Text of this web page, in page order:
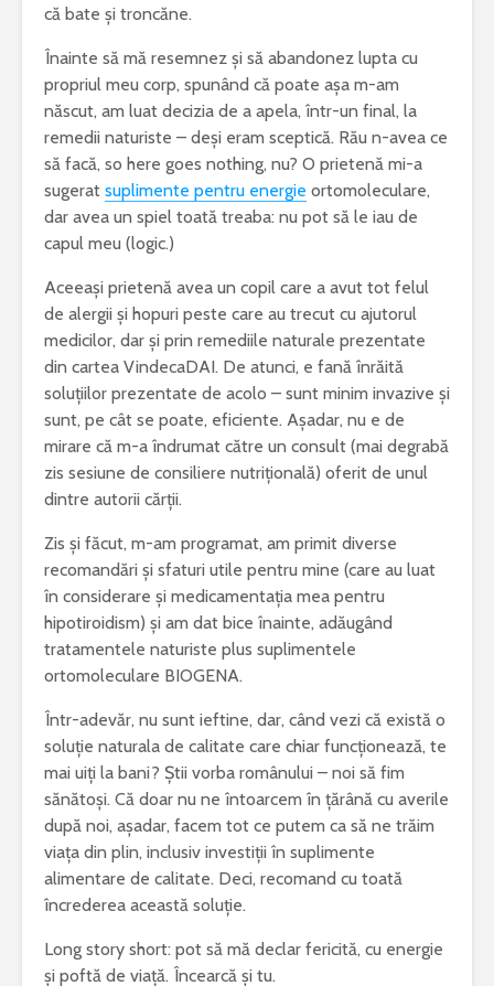
că bate și troncăne.
Înainte să mă resemnez și să abandonez lupta cu
propriul meu corp, spunând că poate așa m-am
născut, am luat decizia de a apela, într-un final, la
remedii naturiste – deși eram sceptică. Rău n-avea ce
să facă, so here goes nothing, nu? O prietenă mi-a
sugerat suplimente pentru energie ortomoleculare,
dar avea un spiel toată treaba: nu pot să le iau de
capul meu (logic.)
Aceeași prietenă avea un copil care a avut tot felul
de alergii și hopuri peste care au trecut cu ajutorul
medicilor, dar și prin remediile naturale prezentate
din cartea VindecaDAI. De atunci, e fană înrăită
soluțiilor prezentate de acolo – sunt minim invazive și
sunt, pe cât se poate, eficiente. Așadar, nu e de
mirare că m-a îndrumat către un consult (mai degrabă
zis sesiune de consiliere nutrițională) oferit de unul
dintre autorii cărții.
Zis și făcut, m-am programat, am primit diverse
recomandări și sfaturi utile pentru mine (care au luat
în considerare și medicamentația mea pentru
hipotiroidism) și am dat bice înainte, adăugând
tratamentele naturiste plus suplimentele
ortomoleculare BIOGENA.
Într-adevăr, nu sunt ieftine, dar, când vezi că există o
soluție naturala de calitate care chiar funcționează, te
mai uiți la bani? Știi vorba românului – noi să fim
sănătoși. Că doar nu ne întoarcem în țărână cu averile
după noi, așadar, facem tot ce putem ca să ne trăim
viața din plin, inclusiv investiții în suplimente
alimentare de calitate. Deci, recomand cu toată
încrederea această soluție.
Long story short: pot să mă declar fericită, cu energie
și poftă de viață. Încearcă și tu.